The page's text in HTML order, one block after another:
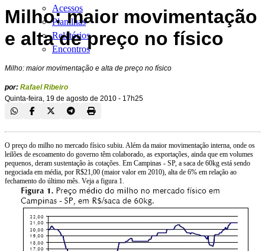
Acessos
Planilhas
Relatórios
Encontros
Milho: maior movimentação
e alta de preço no físico
Milho: maior movimentação e alta de preço no físico
por: Rafael Ribeiro
Quinta-feira, 19 de agosto de 2010 - 17h25
O preço do milho no mercado físico subiu. Além da maior movimentação interna, onde os
leilões de escoamento do governo têm colaborado, as exportações, ainda que em volumes
pequenos, deram sustentação às cotações. Em Campinas - SP, a saca de 60kg está sendo
negociada em média, por R$21,00 (maior valor em 2010), alta de 6% em relação ao
fechamento do último mês. Veja a figura 1.